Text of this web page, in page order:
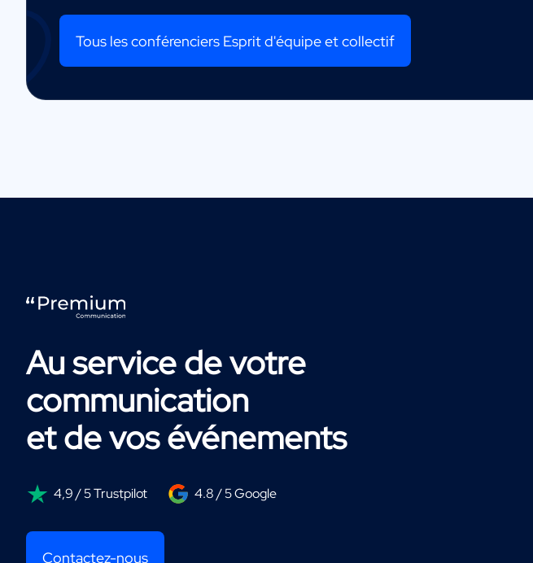
Tous les conférenciers Esprit d'équipe et collectif
Au service de votre
communication
et de vos événements
4,9 / 5 Trustpilot 4.8 / 5 Google
Contactez-nous